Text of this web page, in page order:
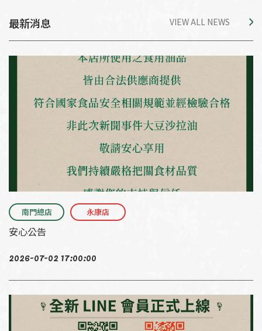
最新消息 VIEW ALL NEWS
南門總店 永康店
安心公告
2026-07-02 17:00:00